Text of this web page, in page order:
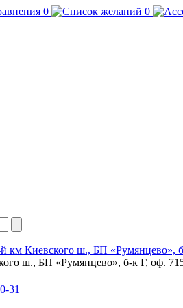
0 0
км Киевского ш., БП «Румянцево»,
ш., БП «Румянцево», б-к Г, оф.
31